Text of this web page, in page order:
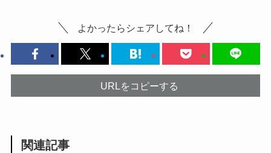
よかったらシェアしてね！
URLをコピーする
関連記事